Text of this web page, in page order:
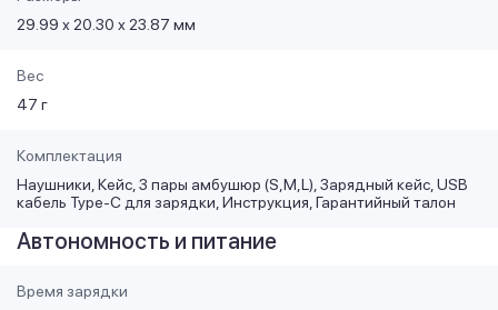
29.99 х 20.30 х 23.87 мм
Вес
47 г
Комплектация
Наушники, Кейс, 3 пары амбушюр (S,M,L), Зарядный кейс, USB
кабель Type-C для зарядки, Инструкция, Гарантийный талон
Автономность и питание
Время зарядки